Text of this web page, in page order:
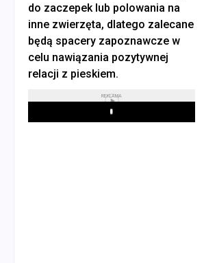
do zaczepek lub polowania na
inne zwierzęta, dlatego zalecane
będą spacery zapoznawcze w
celu nawiązania pozytywnej
relacji z pieskiem.
REKLAMA
Play